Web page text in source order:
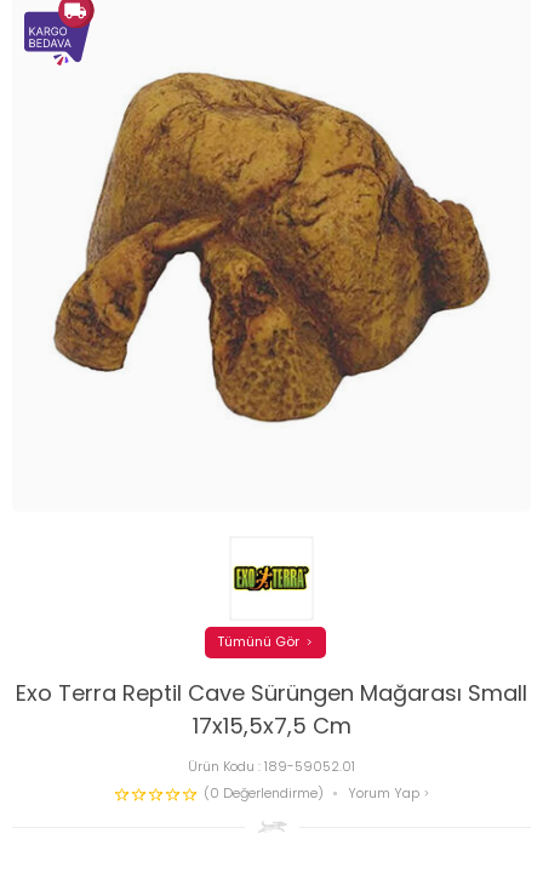
Exo Terra Reptil Cave Sürüngen Mağarası Small
17x15,5x7,5 Cm
Ürün Kodu :189-59052.01
(0 Değerlendirme)
Yorum Yap
Tümünü Gör